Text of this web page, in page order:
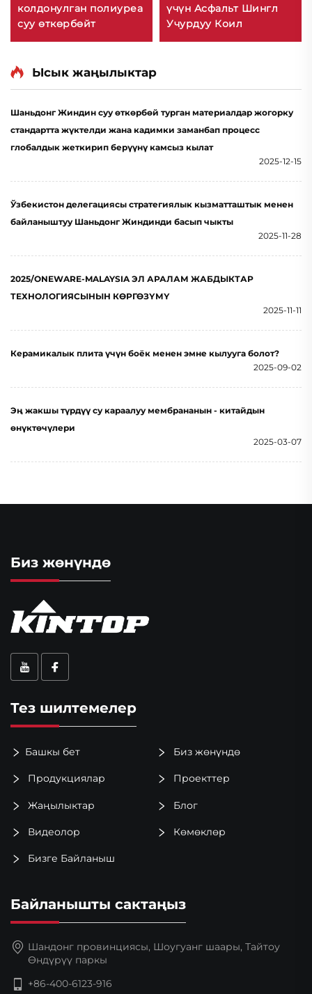
колдонулган полиуреа
суу өткөрбөйт
үчүн Асфальт Шингл
Учурдуу Коил
Ысык жаңылыктар
Шаньдонг Жиндин суу өткөрбөй турган материалдар жогорку
стандартта жүктелди жана кадимки заманбап процесс
глобалдык жеткирип берүүнү камсыз кылат
2025-12-15
Ўзбекистон делегациясы стратегиялык кызматташтык менен
байланыштуу Шаньдонг Жиндинди басып чыкты
2025-11-28
2025/ONEWARE-MALAYSIA ЭЛ АРАЛАМ ЖАБДЫКТАР
ТЕХНОЛОГИЯСЫНЫН КӨРГӨЗҮМҮ
2025-11-11
Керамикалык плита үчүн боёк менен эмне кылууга болот?
2025-09-02
Эң жакшы түрдүү су караалуу мембрананын - китайдын
өнүктөчүлери
2025-03-07
Биз жөнүндө
Тез шилтемелер
Башкы бет Биз жөнүндө
Продукциялар Проекттер
Жаңылыктар Блог
Видеолор Көмөклөр
Бизге Байланыш
Байланышты сактаңыз
Шандонг провинциясы, Шоугуанг шаары, Тайтоу
Өндүрүү паркы
+86-400-6123-916